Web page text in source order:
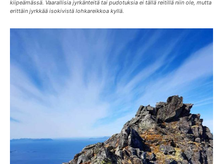
kiipeämässä. Vaarallisia jyrkänteitä tai pudotuksia ei tällä reitillä niin ole, mutta
erittäin jyrkkää isokivistä lohkareikkoa kyllä.